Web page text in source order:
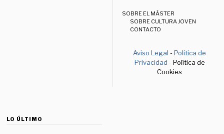
SOBRE EL MÁSTER
SOBRE CULTURA JOVEN
CONTACTO
Aviso Legal -Política de
Privacidad - Política de
Cookies
LO ÚLTIMO